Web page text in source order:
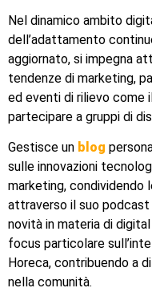
Nel dinamico ambito
dell’adattamento
aggiornato, si impegna
tendenze di marketing,
ed eventi di rilievo come
partecipare a gruppi di
Gestisce un blog
sulle innovazioni
marketing, condividendo
attraverso il suo podcast
novità in materia di
focus particolare
Horeca, contribuendo a
nella comunità.